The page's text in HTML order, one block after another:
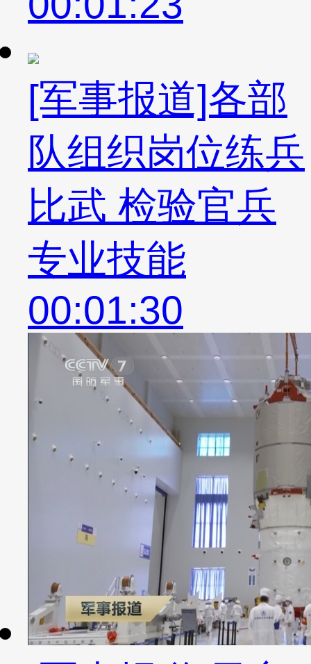
[军事报道]各部
队组织岗位练兵
比武 检验官兵
专业技能
00:01:30